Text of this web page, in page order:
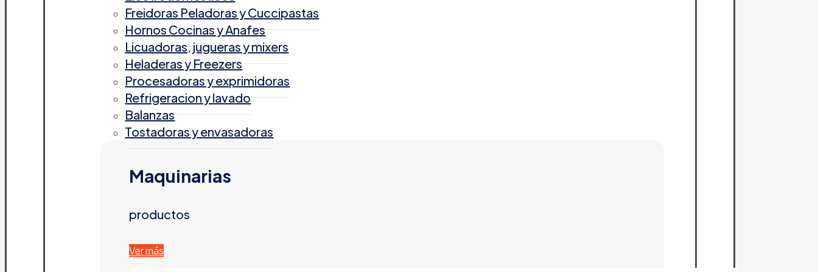
Freidoras Peladoras y Cuccipastas
Hornos Cocinas y Anafes
Licuadoras, jugueras y mixers
Heladeras y Freezers
Procesadoras y exprimidoras
Refrigeracion y lavado
Balanzas
Tostadoras y envasadoras
Maquinarias
productos
Ver más